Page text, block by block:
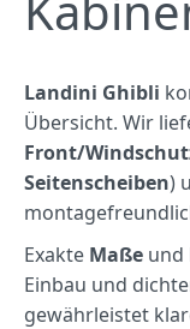
Landini Ghibli
Übersicht. Wir
Front/
Seitenscheiben)
Exakte Maße und
Einbau und
gewährleistet